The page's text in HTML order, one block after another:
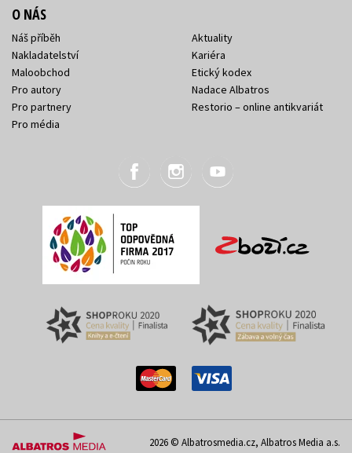
O NÁS
Náš příběh
Nakladatelství
Maloobchod
Pro autory
Pro partnery
Pro média
Aktuality
Kariéra
Etický kodex
Nadace Albatros
Restorio – online antikvariát
2026 © Albatrosmedia.cz, Albatros Media a.s.